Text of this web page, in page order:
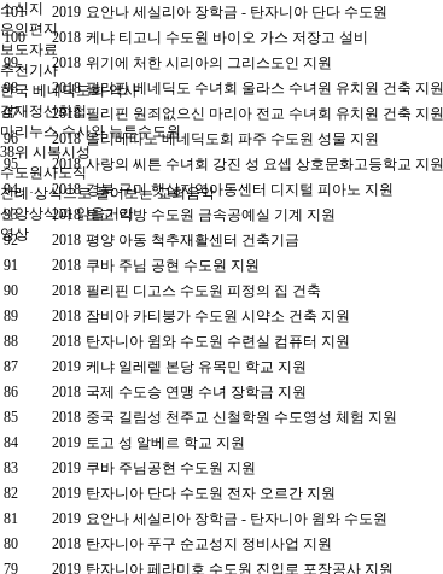
소식지
은인편지
보도자료
추천기사
한국 베네딕도회 역사
겸재정선화첩
마리누스 수사와 뉴튼수도원
38위 시복시성
수도원사도직
전례·상식으로 풀어보는 교회음악
신앙상식과 읽을거리
영상
101
2019 요안나 세실리아 장학금 - 탄자니아 단다 수도원
100
2018 케냐 티고니 수도원 바이오 가스 저장고 설비
99
2018 위기에 처한 시리아의 그리스도인 지원
98
2018 필리핀 베네딕도 수녀회 울라스 수녀원 유치원 건축 지원
97
2018 필리핀 원죄없으신 마리아 전교 수녀회 유치원 건축 지원
96
2018 올리베따노 베네딕도회 파주 수도원 성물 지원
95
2018 사랑의 씨튼 수녀회 강진 성 요셉 상호문화고등학교 지원
94
2018 경북 구미 햇살지역아동센터 디지털 피아노 지원
93
2018 토고 악방 수도원 금속공예실 기계 지원
92
2018 평양 아동 척추재활센터 건축기금
91
2018 쿠바 주님 공현 수도원 지원
90
2018 필리핀 디고스 수도원 피정의 집 건축
89
2018 잠비아 카티붕가 수도원 시약소 건축 지원
88
2018 탄자니아 윔와 수도원 수련실 컴퓨터 지원
87
2019 케냐 일레렡 본당 유목민 학교 지원
86
2018 국제 수도승 연맹 수녀 장학금 지원
85
2018 중국 길림성 천주교 신철학원 수도영성 체험 지원
84
2019 토고 성 알베르 학교 지원
83
2019 쿠바 주님공현 수도원 지원
82
2019 탄자니아 단다 수도원 전자 오르간 지원
81
2019 요안나 세실리아 장학금 - 탄자니아 윔와 수도원
80
2018 탄자니아 푸구 순교성지 정비사업 지원
79
2019 탄자니아 페라미호 수도원 진입로 포장공사 지원